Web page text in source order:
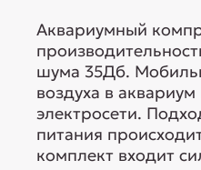
Аквариумный
шума 35Дб.
воздуха в
электросети.
питания
комплект входит